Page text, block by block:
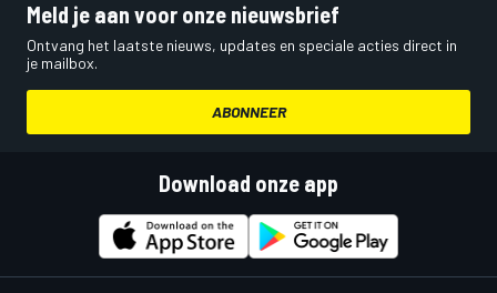
Meld je aan voor onze nieuwsbrief
Ontvang het laatste nieuws, updates en speciale acties direct in
je mailbox.
ABONNEER
Download onze app